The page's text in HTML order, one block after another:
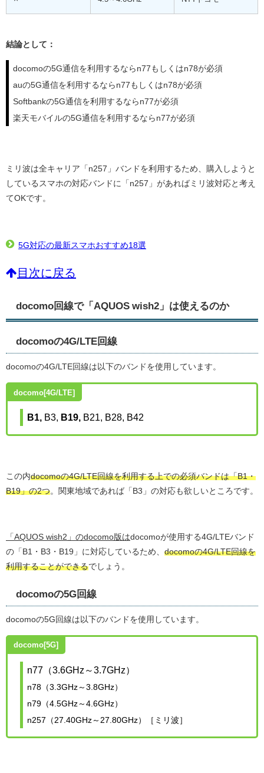
結論として：
docomoの5G通信を利用するならn77もしくはn78が必須
auの5G通信を利用するならn77もしくはn78が必須
Softbankの5G通信を利用するならn77が必須
楽天モバイルの5G通信を利用するならn77が必須
ミリ波は全キャリア「n257」バンドを利用するため、購入しようと
しているスマホの対応バンドに「n257」があればミリ波対応と考え
てOKです。
5G対応の最新スマホおすすめ18選
目次に戻る
docomo回線で「AQUOS wish2」は使えるのか
docomoの4G/LTE回線
docomoの4G/LTE回線は以下のバンドを使用しています。
docomo[4G/LTE]
B1, B3, B19, B21, B28, B42
この内docomoの4G/LTE回線を利用する上での必須バンドは「B1・
B19」の2つ。関東地域であれば「B3」の対応も欲しいところです。
「AQUOS wish2」のdocomo版はdocomoが使用する4G/LTEバンド
の「B1・B3・B19」に対応しているため、 docomoの4G/LTE回線を
利用することができるでしょう。
docomoの5G回線
docomoの5G回線は以下のバンドを使用しています。
docomo[5G]
n77（3.6GHz～3.7GHz）
n78（3.3GHz～3.8GHz）
n79（4.5GHz～4.6GHz）
n257（27.40GHz～27.80GHz）［ミリ波］